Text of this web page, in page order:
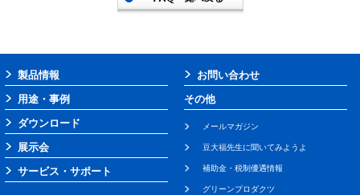
製品情報
用途・事例
ダウンロード
展示会
サービス・サポート
お問い合わせ
その他
メールマガジン
豆大福先生に聞いてみようよ
補助金・税制優遇情報
グリーンプロダクツ